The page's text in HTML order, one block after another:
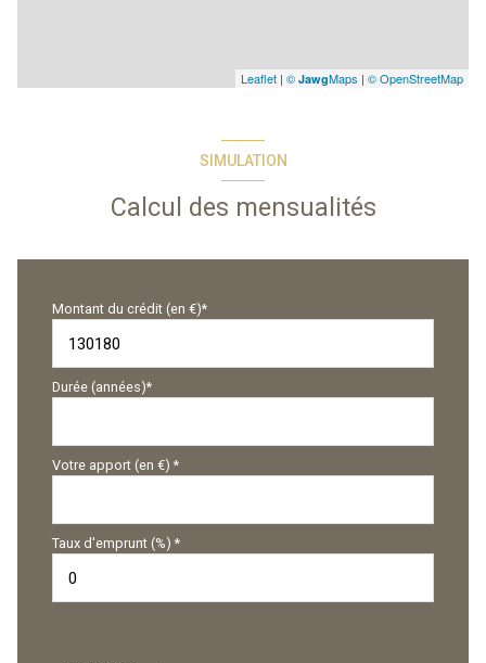
Leaflet | © JawgMaps | © OpenStreetMap
SIMULATION
Calcul des mensualités
Montant du crédit (en €)*
Durée (années)*
Votre apport (en €) *
Taux d'emprunt (%) *